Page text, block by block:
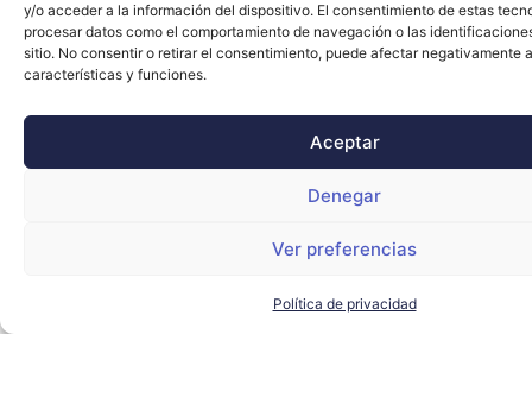
y/o acceder a la información del dispositivo. El consentimiento de estas
procesar datos como el comportamiento de navegación o las
sitio. No consentir o retirar el consentimiento, puede afectar negativamente
características y funciones.
Aceptar
Denegar
Ver preferencias
Política de privacidad